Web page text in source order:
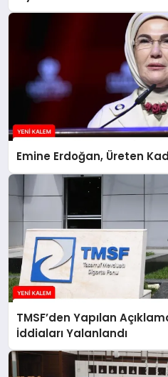
Emine Erdoğan, Üreten
TMSF’den Yapılan
İddiaları Yalanlandı